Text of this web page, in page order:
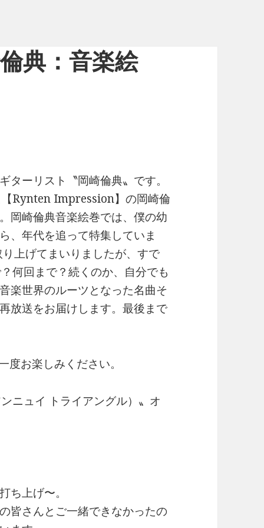
典：音楽絵
ターリスト〝岡崎倫典〟です。
Rynten Impression】の岡崎倫
岡崎倫典音楽絵巻では、僕の幼
、年代を追って特集していま
上げてまいりましたが、すで
何回まで？続くのか、自分でも
楽世界のルーツとなった名曲そ
放送をお届けします。最後まで
度お楽しみください。
ニュイ トライアングル）〟オ
ち上げ〜。
皆さんとご一緒できなかったの